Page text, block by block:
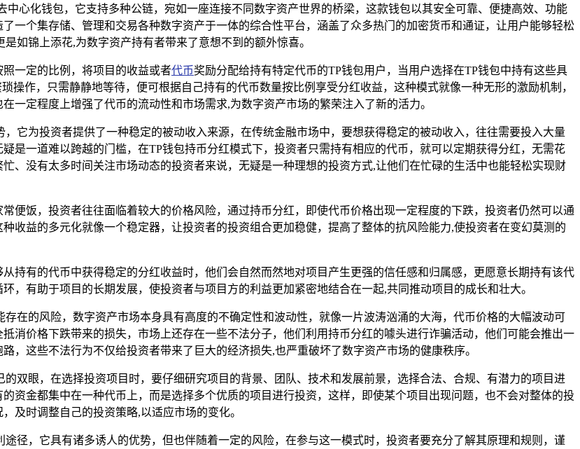
中心化钱包，它支持多种公链，宛如一座连接不同数字资产世界的桥梁，这款钱包以其安全可靠、便捷高效、功能
一个集存储、管理和交易各种数字资产于一体的综合性平台，涵盖了众多热门的加密货币和通证，让用户能够轻松
如锦上添花,为数字资产持有者带来了意想不到的额外惊喜。
一定的比例，将项目的收益或者代币奖励分配给持有特定代币的TP钱包用户，当用户选择在TP钱包中持有这些具
操作，只需静静地等待，便可根据自己持有的代币数量按比例享受分红收益，这种模式就像一种无形的激励机制，
一定程度上增强了代币的流动性和市场需求,为数字资产市场的繁荣注入了新的活力。
它为投资者提供了一种稳定的被动收入来源，在传统金融市场中，要想获得稳定的被动收入，往往需要投入大量
是一道难以跨越的门槛，在TP钱包持币分红模式下，投资者只需持有相应的代币，就可以定期获得分红，无需花
、没有太多时间关注市场动态的投资者来说，无疑是一种理想的投资方式,让他们在忙碌的生活中也能轻松实现财
便饭，投资者往往面临着较大的价格风险，通过持币分红，即使代币价格出现一定程度的下跌，投资者仍然可以通
收益的多元化就像一个稳定器，让投资者的投资组合更加稳健，提高了整体的抗风险能力,使投资者在变幻莫测的
持有的代币中获得稳定的分红收益时，他们会自然而然地对项目产生更强的信任感和归属感，更愿意长期持有该代
，有助于项目的长期发展，使投资者与项目方的利益更加紧密地结合在一起,共同推动项目的成长和壮大。
在的风险，数字资产市场本身具有高度的不确定性和波动性，就像一片波涛汹涌的大海，代币价格的大幅波动可
消价格下跌带来的损失，市场上还存在一些不法分子，他们利用持币分红的噱头进行诈骗活动，他们可能会推出一
，这些不法行为不仅给投资者带来了巨大的经济损失,也严重破坏了数字资产市场的健康秩序。
双眼，在选择投资项目时，要仔细研究项目的背景、团队、技术和发展前景，选择合法、合规、有潜力的项目进
资金都集中在一种代币上，而是选择多个优质的项目进行投资，这样，即使某个项目出现问题，也不会对整体的投
及时调整自己的投资策略,以适应市场的变化。
径，它具有诸多诱人的优势，但也伴随着一定的风险，在参与这一模式时，投资者要充分了解其原理和规则，谨